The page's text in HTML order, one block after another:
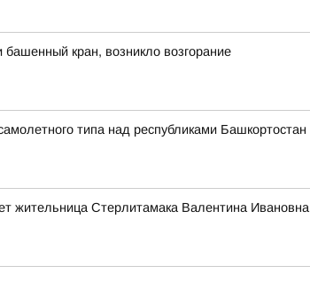
кран, возникло возгорание
типа над республиками
жительница Стерлитамака Валентина